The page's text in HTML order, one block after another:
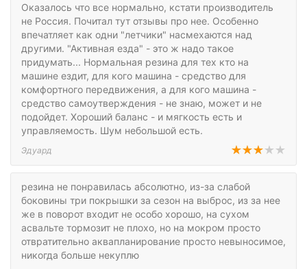
Оказалось что все нормально, кстати производитель
не Россия. Почитал тут отзывы про нее. Особенно
впечатляет как одни "летчики" насмехаются над
другими. "Активная езда" - это ж надо такое
придумать... Нормальная резина для тех кто на
машине ездит, для кого машина - средство для
комфортного передвижения, а для кого машина -
средство самоутверждения - не знаю, может и не
подойдет. Хороший баланс - и мягкость есть и
управляемость. Шум небольшой есть.
Эдуард
резина не понравилась абсолютно, из-за слабой
боковины три покрышки за сезон на выброс, из за нее
же в поворот входит не особо хорошо, на сухом
асвальте тормозит не плохо, но на мокром просто
отвратительно аквапланирование просто невыносимое,
никогда больше некуплю